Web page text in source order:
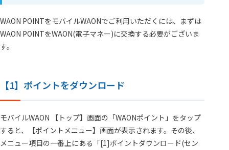
WAON POINTをモバイルWAONでご利用いただくには、まずは
WAON POINTをWAON(電子マネー)に交換する必要がございま
す。
【1】ポイントをダウンロード
モバイルWAON 【トップ】画面の「WAONポイント」をタップ
すると、【ポイントメニュー】画面が表示されます。その後、
メニュー項目の一番上にある「[1]ポイントダウンロード(セン